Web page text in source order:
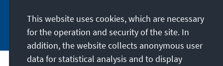
Subscribe now
This website uses cookies, which are necessary
for the operation and security of the site. In
addition, the website collects anonymous user
data for statistical analysis and to display